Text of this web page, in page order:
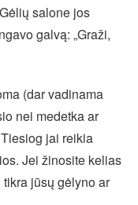
salone jos
galvą: „Graži,
(dar vadinama
nei medetka ar
jai reikia
Jei žinosite kelias
jūsų gėlyno ar